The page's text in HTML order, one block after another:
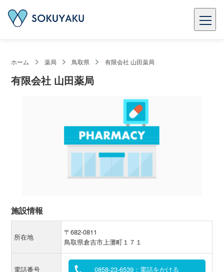
ホーム 薬局 鳥取県 有限会社 山田薬局
有限会社 山田薬局
施設情報
所在地
〒682-0811
鳥取県倉吉市上灘町１７１
電話番号 0858-23-6539：電話をかける